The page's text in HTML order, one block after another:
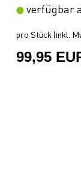
verfügbar
pro Stück (inkl.
99,95